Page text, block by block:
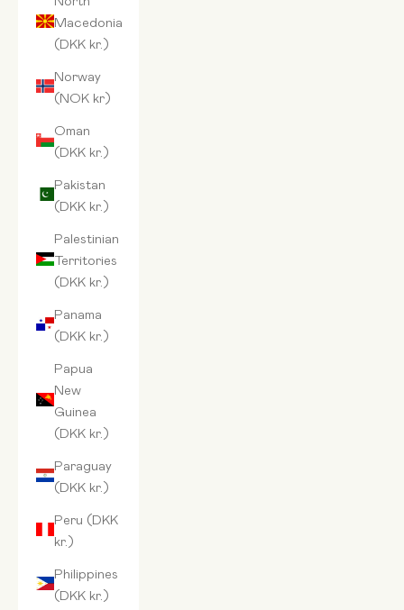
Macedonia
(DKK kr.)
Norway
(NOK kr)
Oman
(DKK kr.)
Pakistan
(DKK kr.)
Palestinian
Territories
(DKK kr.)
Panama
(DKK kr.)
Papua
New
Guinea
(DKK kr.)
Paraguay
(DKK kr.)
Peru (DKK
kr.)
Philippines
(DKK kr.)